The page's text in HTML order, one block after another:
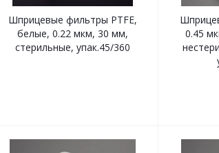
Шприцевые фильтры PTFE,
белые, 0.22 мкм, 30 мм,
стерильные, упак.45/360
0.45